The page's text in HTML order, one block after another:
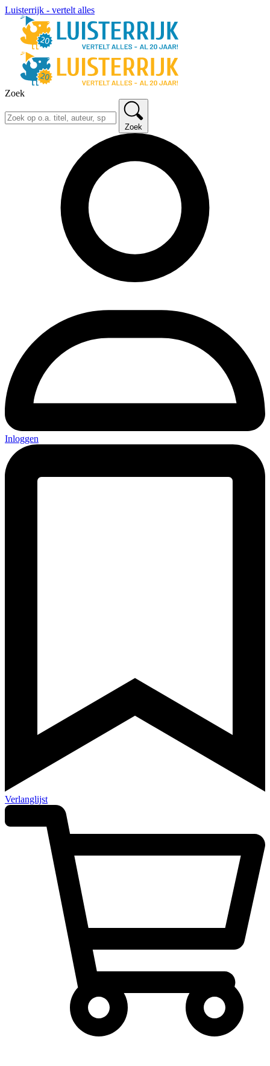
Luisterrijk - vertelt alles
Zoek
Zoek
Inloggen
Verlanglijst